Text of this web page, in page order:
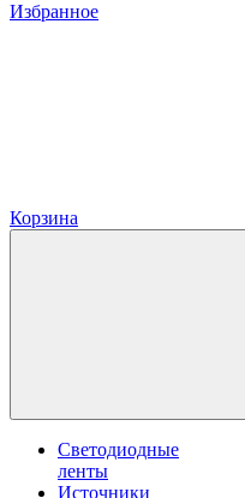
Избранное
Корзина
Светодиодные
ленты
Источники